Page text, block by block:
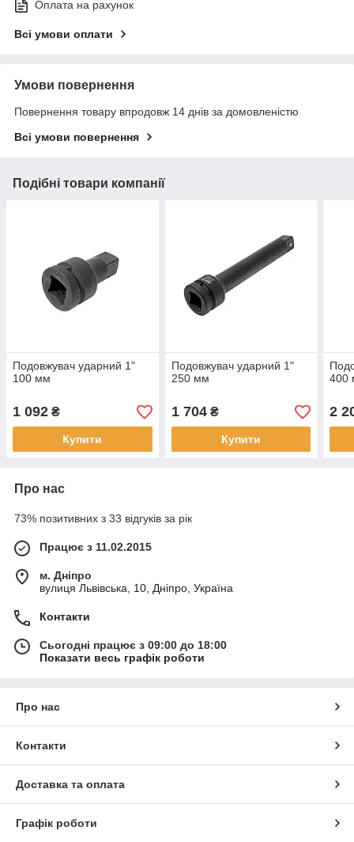
Оплата на рахунок
Всі умови оплати
Умови повернення
Повернення товару впродовж 14 днів за домовленістю
Всі умови повернення
Подібні товари компанії
Подовжувач ударний 1"
100 мм
1 092 ₴
Купити
Подовжувач ударний 1"
250 мм
1 704₴
Купити
400
2
Про нас
73% позитивних з 33 відгуків за рік
Працює з 11.02.2015
м. Дніпро
вулиця Львівська, 10, Дніпро, Україна
Контакти
Сьогодні працює з 09:00 до 18:00
Показати весь графік роботи
Про нас
Контакти
Доставка та оплата
Графік роботи